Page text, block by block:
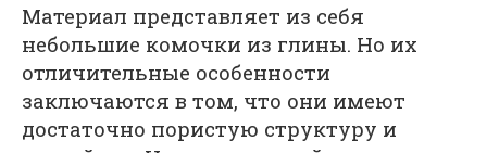
Материал представляет из себя
небольшие комочки из глины. Но их
отличительные особенности
заключаются в том, что они имеют
достаточно пористую структуру и